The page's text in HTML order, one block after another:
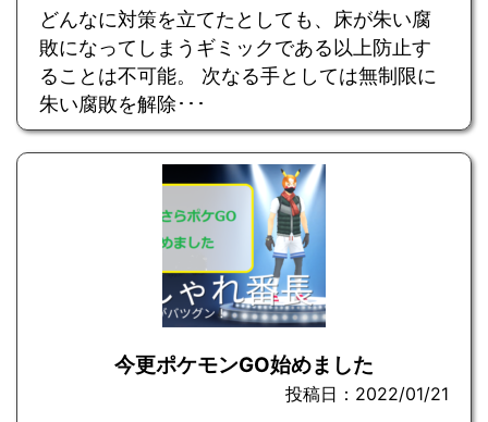
どんなに対策を立てたとしても、床が朱い腐
敗になってしまうギミックである以上防止す
ることは不可能。 次なる手としては無制限に
朱い腐敗を解除･･･
今更ポケモンGO始めました
投稿日：2022/01/21